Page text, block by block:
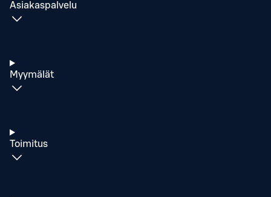
Asiakaspalvelu
Myymälät
Toimitus